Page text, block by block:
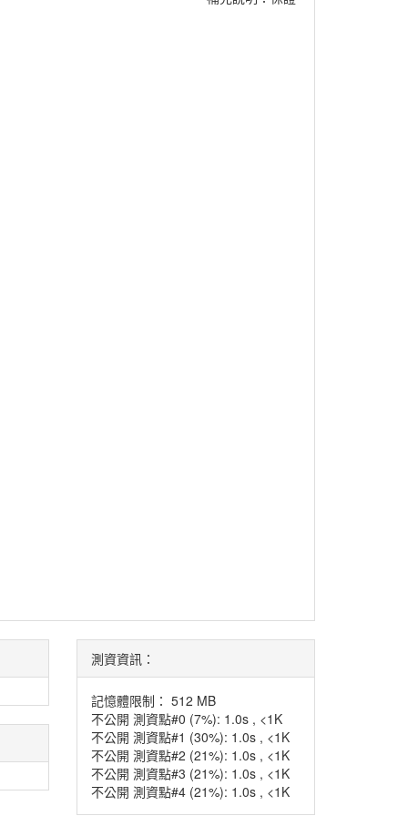
測資資訊：
記憶體限制： 512 MB
不公開 測資點#0 (7%): 1.0s , <1K
不公開 測資點#1 (30%): 1.0s , <1K
不公開 測資點#2 (21%): 1.0s , <1K
不公開 測資點#3 (21%): 1.0s , <1K
不公開 測資點#4 (21%): 1.0s , <1K